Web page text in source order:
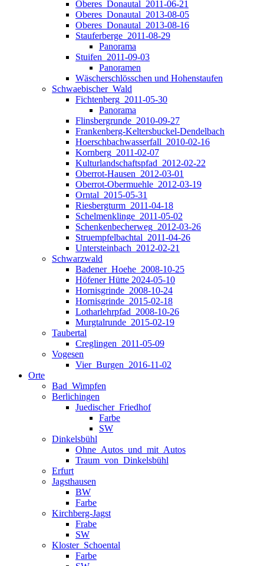
Oberes_Donautal_2011-06-21
Oberes_Donautal_2013-08-05
Oberes_Donautal_2013-08-16
Stauferberge_2011-08-29
Panorama
Stuifen_2011-09-03
Panoramen
Wäscherschlösschen und Hohenstaufen
Schwaebischer_Wald
Fichtenberg_2011-05-30
Panorama
Flinsbergrunde_2010-09-27
Frankenberg-Keltersbuckel-Dendelbach
Hoerschbachwasserfall_2010-02-16
Kornberg_2011-02-07
Kulturlandschaftspfad_2012-02-22
Oberrot-Hausen_2012-03-01
Oberrot-Obermuehle_2012-03-19
Orntal_2015-05-31
Riesbergturm_2011-04-18
Schelmenklinge_2011-05-02
Schenkenbecherweg_2012-03-26
Struempfelbachtal_2011-04-26
Untersteinbach_2012-02-21
Schwarzwald
Badener_Hoehe_2008-10-25
Höfener Hütte 2024-05-10
Hornisgrinde_2008-10-24
Hornisgrinde_2015-02-18
Lotharlehrpfad_2008-10-26
Murgtalrunde_2015-02-19
Taubertal
Creglingen_2011-05-09
Vogesen
Vier_Burgen_2016-11-02
Orte
Bad_Wimpfen
Berlichingen
Juedischer_Friedhof
Farbe
SW
Dinkelsbühl
Ohne_Autos_und_mit_Autos
Traum_von_Dinkelsbühl
Erfurt
Jagsthausen
BW
Farbe
Kirchberg-Jagst
Frabe
SW
Kloster_Schoental
Farbe